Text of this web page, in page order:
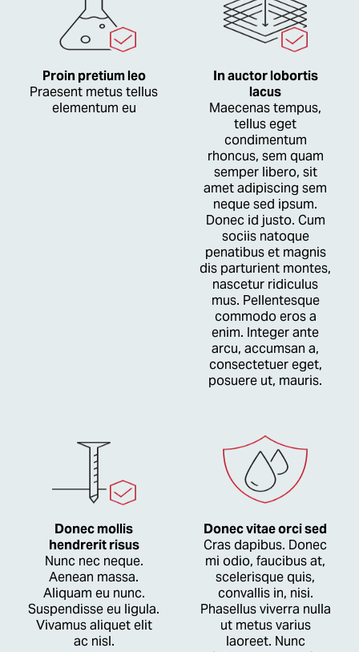
Proin pretium leo
Praesent metus tellus
elementum eu
In auctor lobortis
lacus
Maecenas tempus,
tellus eget
condimentum
rhoncus, sem quam
semper libero, sit
amet adipiscing sem
neque sed ipsum.
Donec id justo. Cum
sociis natoque
penatibus et magnis
dis parturient montes,
nascetur ridiculus
mus. Pellentesque
commodo eros a
enim. Integer ante
arcu, accumsan a,
consectetuer eget,
posuere ut, mauris.
Donec mollis
hendrerit risus
Nunc nec neque.
Aenean massa.
Aliquam eu nunc.
Suspendisse eu ligula.
Vivamus aliquet elit
ac nisl.
Donec vitae orci sed
Cras dapibus. Donec
mi odio, faucibus at,
scelerisque quis,
convallis in, nisi.
Phasellus viverra nulla
ut metus varius
laoreet. Nunc